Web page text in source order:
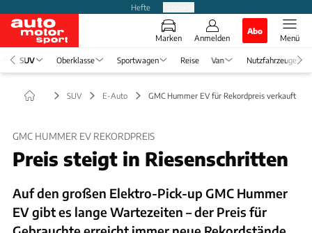
Hefte
Marken Anmelden
Abo
Menü
SUV Oberklasse Sportwagen Reise Van Nutzfahrzeuge
SUV E-Auto GMC Hummer EV für Rekordpreis verkauft
GMC HUMMER EV REKORDPREIS
Preis steigt in Riesenschritten
Auf den großen Elektro-Pick-up GMC Hummer
EV gibt es lange Wartezeiten – der Preis für